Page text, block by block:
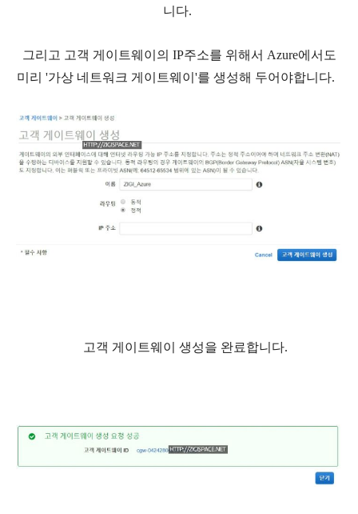
니다.
그리고 고객 게이트웨이의 IP주소를 위해서 Azure에서도
미리 '가상 네트워크 게이트웨이'를 생성해 두어야합니다.
고객 게이트웨이 생성을 완료합니다.